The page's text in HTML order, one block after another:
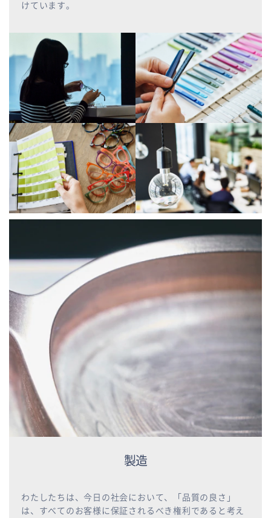
けています。
製造
わたしたちは、今日の社会において、「品質の良さ」
は、すべてのお客様に保証されるべき権利であると考え